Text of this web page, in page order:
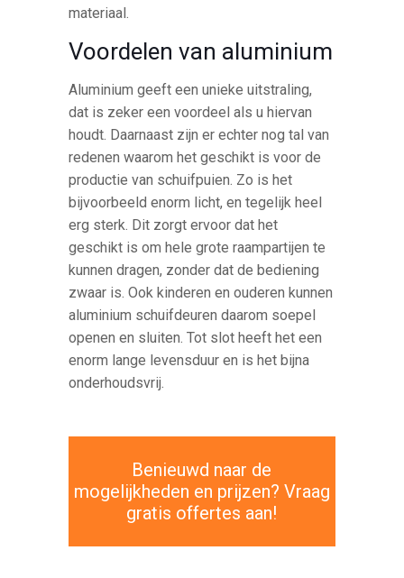
materiaal.
Voordelen van aluminium
Aluminium geeft een unieke uitstraling,
dat is zeker een voordeel als u hiervan
houdt. Daarnaast zijn er echter nog tal van
redenen waarom het geschikt is voor de
productie van schuifpuien. Zo is het
bijvoorbeeld enorm licht, en tegelijk heel
erg sterk. Dit zorgt ervoor dat het
geschikt is om hele grote raampartijen te
kunnen dragen, zonder dat de bediening
zwaar is. Ook kinderen en ouderen kunnen
aluminium schuifdeuren daarom soepel
openen en sluiten. Tot slot heeft het een
enorm lange levensduur en is het bijna
onderhoudsvrij.
Benieuwd naar de
mogelijkheden en prijzen? Vraag
gratis offertes aan!